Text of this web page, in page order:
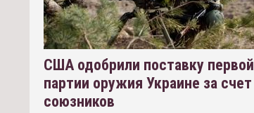
США одобрили поставку первой
партии оружия Украине за счет
союзников